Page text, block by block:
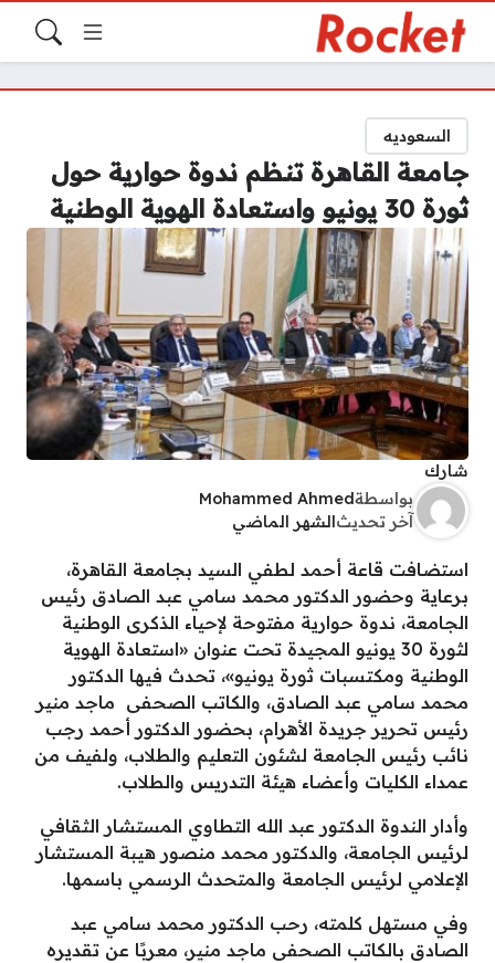
السعوديه
جامعة القاهرة تنظم ندوة حوارية حول
ثورة 30 يونيو واستعادة الهوية الوطنية
شارك
بواسطةMohammed Ahmed
آخر تحديث الشهر الماضي
استضافت قاعة أحمد لطفي السيد بجامعة القاهرة،
برعاية وحضور الدكتور محمد سامي عبد الصادق رئيس
الجامعة، ندوة حوارية مفتوحة لإحياء الذكرى الوطنية
لثورة 30 يونيو المجيدة تحت عنوان «استعادة الهوية
الوطنية ومكتسبات ثورة يونيو»، تحدث فيها الدكتور
محمد سامي عبد الصادق، والكاتب الصحفى ماجد منير
رئيس تحرير جريدة الأهرام، بحضور الدكتور أحمد رجب
نائب رئيس الجامعة لشئون التعليم والطلاب، ولفيف من
عمداء الكليات وأعضاء هيئة التدريس والطلاب.
وأدار الندوة الدكتور عبد الله التطاوي المستشار الثقافي
لرئيس الجامعة، والدكتور محمد منصور هيبة المستشار
الإعلامي لرئيس الجامعة والمتحدث الرسمي باسمها.
وفي مستهل كلمته، رحب الدكتور محمد سامي عبد
الصادق بالكاتب الصحفى ماجد منير، معربًا عن تقديره